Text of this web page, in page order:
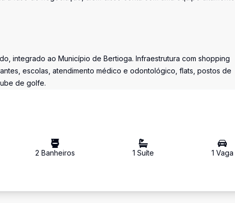
integrado ao Município de Bertioga. Infraestrutura com shopping
escolas, atendimento médico e odontológico, flats, postos de
de golfe.
2 Banheiros 1 Suíte 1 Vaga